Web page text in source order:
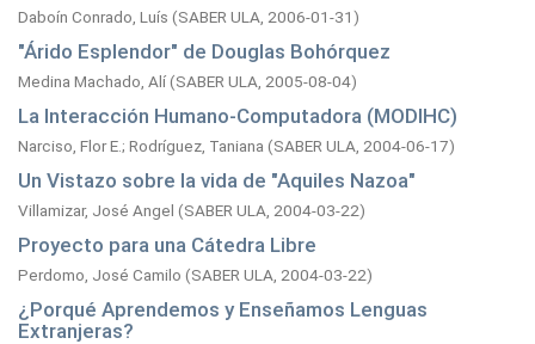
Daboín Conrado, Luís (SABER ULA, 2006-01-31)
"Árido Esplendor" de Douglas Bohórquez
Medina Machado, Alí(SABER ULA, 2005-08-04)
La Interacción Humano-Computadora (MODIHC)
Narciso, Flor E.; Rodríguez, Taniana (SABER ULA, 2004-06-17)
Un Vistazo sobre la vida de "Aquiles Nazoa"
Villamizar, José Angel (SABER ULA, 2004-03-22)
Proyecto para una Cátedra Libre
Perdomo, José Camilo (SABER ULA, 2004-03-22)
¿Porqué Aprendemos y Enseñamos Lenguas
Extranjeras?